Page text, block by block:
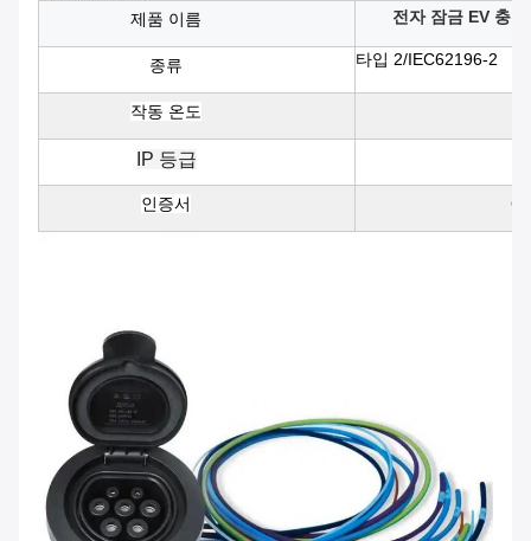
제품 이름
전자 잠금 EV 충
종류 타입 2/IEC62196-2
작동 온도
IP 등급
인증서